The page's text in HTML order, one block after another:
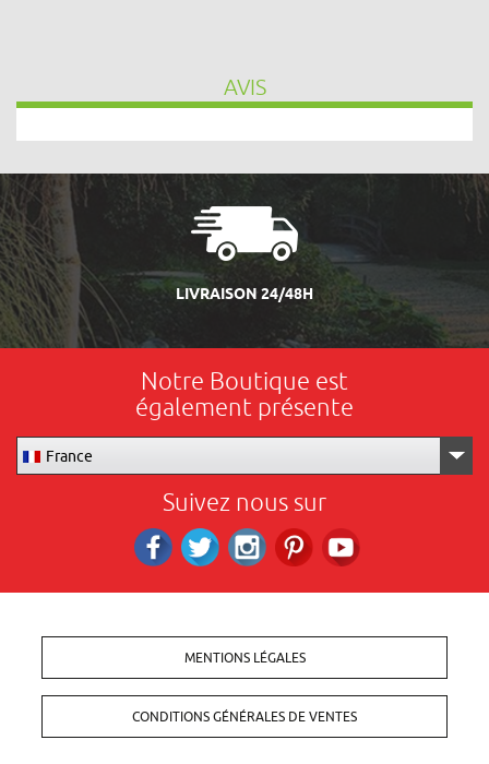
AVIS
LIVRAISON 24/48H
Notre Boutique est
également présente
France
Suivez nous sur
MENTIONS LÉGALES
CONDITIONS GÉNÉRALES DE VENTES